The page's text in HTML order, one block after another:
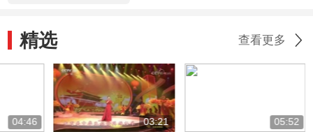
精选 查看更多
04:46 03:21 05:52